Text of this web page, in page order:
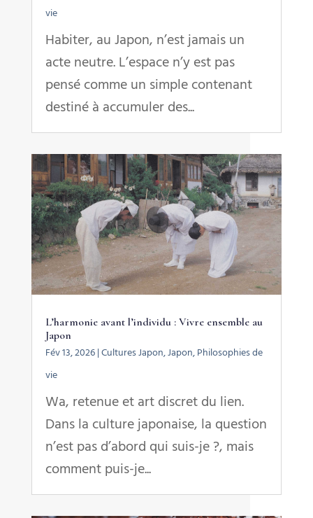
vie
Habiter, au Japon, n’est jamais un
acte neutre. L’espace n’y est pas
pensé comme un simple contenant
destiné à accumuler des...
L’harmonie avant l’individu : Vivre ensemble au
Japon
Fév 13, 2026|Cultures Japon,Japon,Philosophies de
vie
Wa, retenue et art discret du lien.
Dans la culture japonaise, la question
n’est pas d’abord qui suis-je ?, mais
comment puis-je...